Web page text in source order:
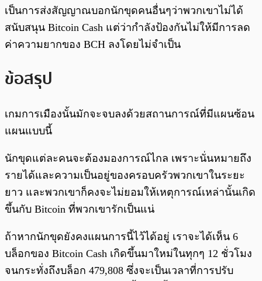
เป็นการส่งสัญญาณบอกนักขุดคนอื่นๆว่าพวกเขาไม่ได้
สนับสนุน Bitcoin Cash แต่ว่ากำลังป้องกันไม่ให้มีการลด
ค่าความยากของ BCH ลงโดยไม่จำเป็น
ข้อสรุป
เกมการเมืองนั้นมักจะจบลงด้วยสถานการณ์ที่มีแผนซ้อน
แผนแบบนี้
นักขุดแต่ละคนจะต้องมองการณ์ไกล เพราะนั่นหมายถึง
รายได้และความเป็นอยู่ของครอบครัวพวกเขาในระยะ
ยาว และพวกเขาก็คงจะไม่ยอมให้เหตุการณ์เหล่านั้นเกิด
ขึ้นกับ Bitcoin ที่พวกเขารักเป็นแน่
ถ้าหากนักขุดยังคงแผนการนี้ไว้ได้อยู่ เราจะได้เห็น 6
บล็อกของ Bitcoin Cash เกิดขึ้นมาใหม่ในทุกๆ 12 ชั่วโมง
จนกระทั่งถึงบล็อก 479,808 ซึ่งจะเป็นเวลาที่การปรับ